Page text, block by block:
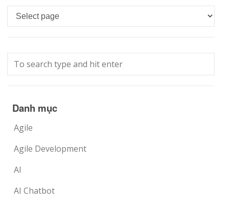
Languages
Danh mục
Agile
Agile Development
AI
AI Chatbot